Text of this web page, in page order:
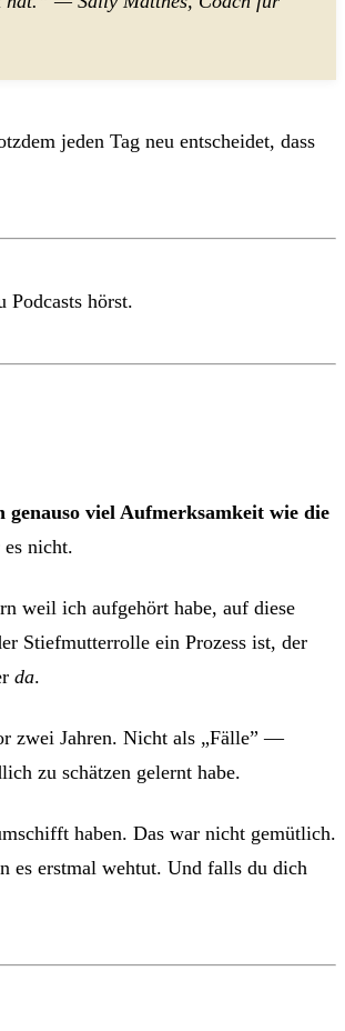
jeden Tag neu entscheidet, dass
Podcasts hörst.
genauso viel Aufmerksamkeit wie die
nicht.
weil ich aufgehört habe, auf diese
Stiefmutterrolle ein Prozess ist, der
da.
zwei Jahren. Nicht als „Fälle” —
zu schätzen gelernt habe.
haben. Das war nicht gemütlich.
es erstmal wehtut. Und falls du dich